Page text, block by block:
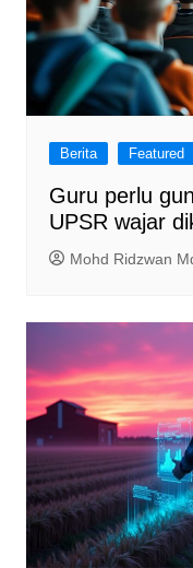
Berita Featured
Guru perlu
UPSR wajar
Mohd Ridzwan